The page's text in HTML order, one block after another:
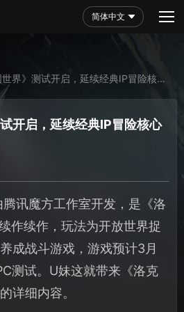
简体中文
世界》测试开启，延续经典IP冒险核心
开启，延续经典IP冒险核心
腾讯魔方工作室开发，是《洛
作续作，玩法为开放世界捉
成战斗游戏，游戏预计3月
测试。U妹这就带来《洛克
详细内容。